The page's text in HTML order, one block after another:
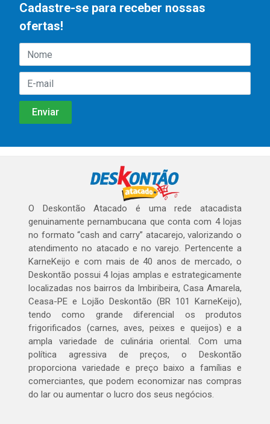
Cadastre-se para receber nossas
ofertas!
O Deskontão Atacado é uma rede atacadista
genuinamente pernambucana que conta com 4 lojas
no formato “cash and carry” atacarejo, valorizando o
atendimento no atacado e no varejo. Pertencente a
KarneKeijo e com mais de 40 anos de mercado, o
Deskontão possui 4 lojas amplas e estrategicamente
localizadas nos bairros da Imbiribeira, Casa Amarela,
Ceasa-PE e Lojão Deskontão (BR 101 KarneKeijo),
tendo como grande diferencial os produtos
frigorificados (carnes, aves, peixes e queijos) e a
ampla variedade de culinária oriental. Com uma
política agressiva de preços, o Deskontão
proporciona variedade e preço baixo a famílias e
comerciantes, que podem economizar nas compras
do lar ou aumentar o lucro dos seus negócios.